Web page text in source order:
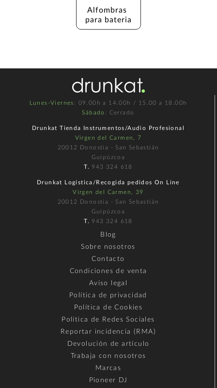
Alfombras
para bateria
Lunes-Viernes : 09.00h a 14.00h / 15.00 a 18.00h
Sábado : Cerrado
Drunkat Tienda Instrumentos/Audio Profesional
Virgen del Carmen, 7
20012 Donostia - San Sebastián
Guipúzcoa
T. 943 324 618
Drunkat Logística/Recogida pedidos On Line
Virgen del Carmen, 39
20012 Donostia - San Sebastián
Guipúzcoa
T. 943 324 618
Blog
Sobre nosotros
Contacto
Condiciones de venta
Aviso legal
Política de privacidad
Política de Cookies
Política de Redes Sociales
Reportar incidencia (RMA)
Devolución de artículo
Trabaja con nosotros
Marcas
Pioneer DJ